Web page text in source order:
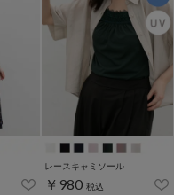
レースキャミソール
￥980 税込